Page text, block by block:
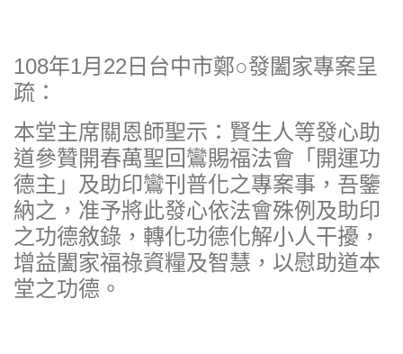
108年1月22日台中市鄭○發闔家專案呈
疏：
本堂主席關恩師聖示：賢生人等發心助
道參贊開春萬聖回鸞賜福法會「開運功
德主」及助印鸞刊普化之專案事，吾鑒
納之，准予將此發心依法會殊例及助印
之功德敘錄，轉化功德化解小人干擾，
增益闔家福祿資糧及智慧，以慰助道本
堂之功德。